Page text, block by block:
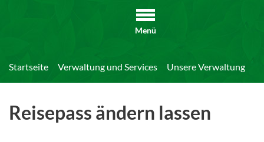
Menü
Startseite Verwaltung und Services Unsere Verwaltung
Reisepass ändern lassen